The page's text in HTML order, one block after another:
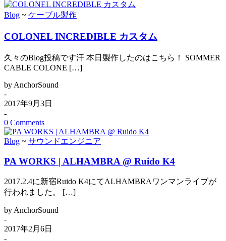
Blog ~ ケーブル製作
COLONEL INCREDIBLE カスタム
久々のBlog投稿です汗 本日製作したのはこちら！ SOMMER
CABLE COLONE […]
by AnchorSound
-
2017年9月3日
-
0 Comments
Blog ~ サウンドエンジニア
PA WORKS | ALHAMBRA @ Ruido K4
2017.2.4に新宿Ruido K4にてALHAMBRAワンマンライブが
行われました。 […]
by AnchorSound
-
2017年2月6日
-